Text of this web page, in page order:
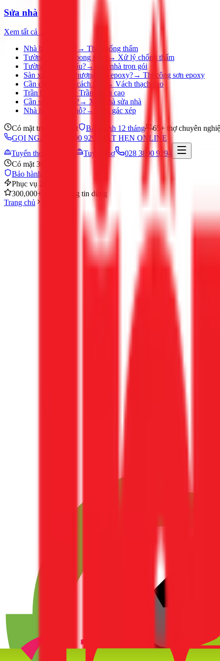
Sửa nhà
Xem tất cả →
Nhà bị thấm dột?
→ Thợ chống thấm
Tường ẩm mốc, bong tróc?
→ Xử lý chống thấm
Tường nhà cũ, xấu?→
Sơn nhà trọn gói
Sàn xưởng, sân thượng cần epoxy?→ Thi công sơn epoxy
Cần chia phòng, cách âm?
→ Vách thạch cao
Trần bị ố, nứt?
Trần thạch cao
Cần sửa nhà gấp?→ Xây nhà sửa nhà
Nhà hẹp, thiếu chỗ?→ Làm gác xép
Có mặt trong 30 phút Bảo hành 12 tháng
65+ thợ chuyên
GỌI NGAY 028 3890 9294
ĐẶT HẸN ONLINE
Tuyển thợ
Tuyển thợ
028 3890 9294
Có mặt 30 phút
Bảo hành 12 tháng
Phục vụ 24/7
300,000+ khách hàng tin dùng
Trang chủ